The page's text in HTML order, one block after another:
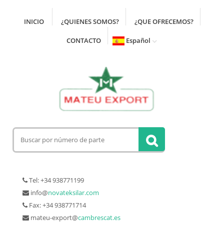
INICIO ¿QUIENES SOMOS? ¿QUE OFRECEMOS?
CONTACTO Español
Tel: +34 938771199
info@novateksilar.com
Fax: +34 938771714
mateu-export@cambrescat.es